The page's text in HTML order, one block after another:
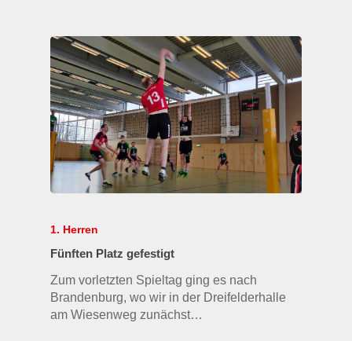
1. Herren
Fünften Platz gefestigt
Zum vorletzten Spieltag ging es nach
Brandenburg, wo wir in der Dreifelderhalle
am Wiesenweg zunächst…